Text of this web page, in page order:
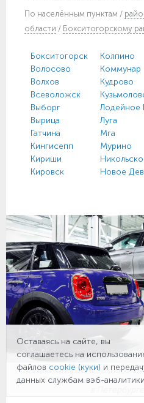
По населённым пунктам /
области / Бокситогорскому
Бокситогорск
Волосово
Волхов
Всеволожск
Выборг
Вырица
Гатчина
Кингисепп
Кириши
Кировск
Колпино
Коммунар
Кудрово
Лодейное
Луга
Мга
Мурино
Новое
Механики нашего
47 000 автомобилей на
Оставаясь на сайте, вы
соглашаетесь на
файлов cookie (куки) и
данных службам вэб-аналитики